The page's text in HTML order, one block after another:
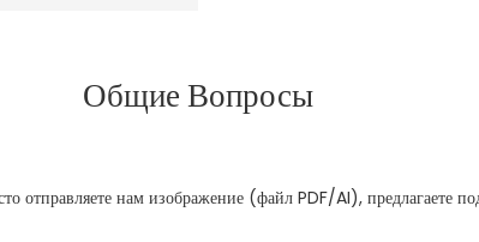
Общие Вопросы
нам изображение (файл PDF/AI), предлагаете